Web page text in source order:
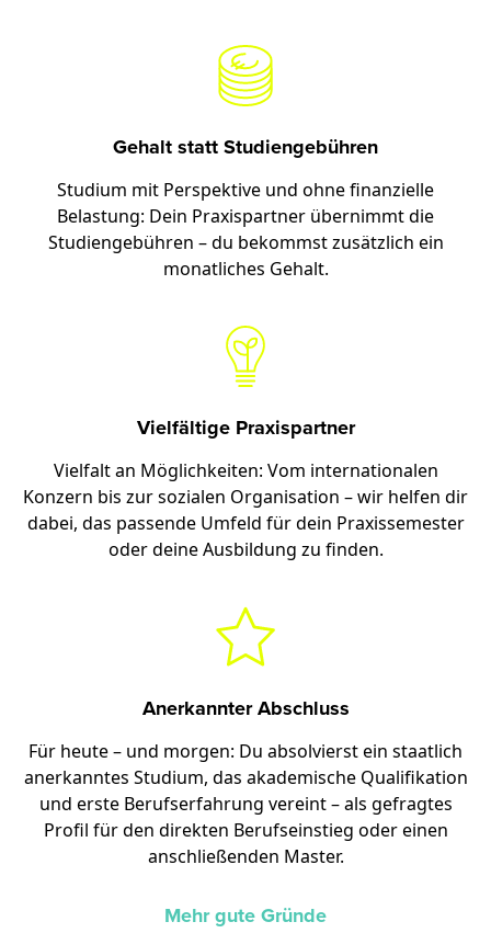
Gehalt statt Studiengebühren
Studium mit Perspektive und ohne finanzielle
Belastung: Dein Praxispartner übernimmt die
Studiengebühren – du bekommst zusätzlich ein
monatliches Gehalt.
Vielfältige Praxispartner
Vielfalt an Möglichkeiten: Vom internationalen
Konzern bis zur sozialen Organisation – wir helfen dir
dabei, das passende Umfeld für dein Praxissemester
oder deine Ausbildung zu finden.
Anerkannter Abschluss
Für heute – und morgen: Du absolvierst ein staatlich
anerkanntes Studium, das akademische Qualifikation
und erste Berufserfahrung vereint – als gefragtes
Profil für den direkten Berufseinstieg oder einen
anschließenden Master.
Mehr gute Gründe